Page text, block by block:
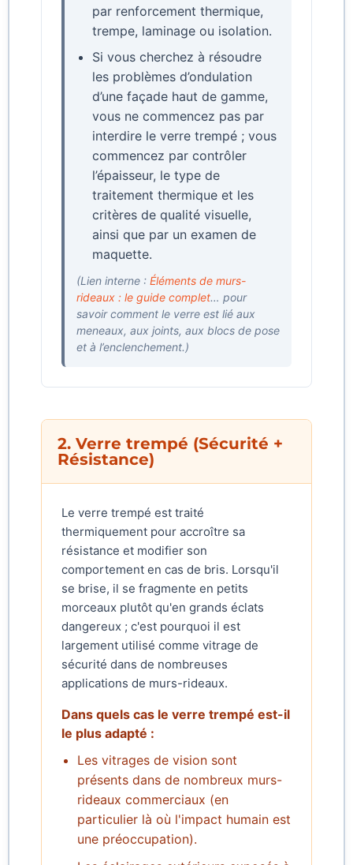
par renforcement thermique,
trempe, laminage ou isolation.
Si vous cherchez à résoudre
les problèmes d’ondulation
d’une façade haut de gamme,
vous ne commencez pas par
interdire le verre trempé ; vous
commencez par contrôler
l’épaisseur, le type de
traitement thermique et les
critères de qualité visuelle,
ainsi que par un examen de
maquette.
(Lien interne : Éléments de murs-
rideaux : le guide complet… pour
savoir comment le verre est lié aux
meneaux, aux joints, aux blocs de pose
et à l’enclenchement.)
2. Verre trempé (Sécurité +
Résistance)
Le verre trempé est traité
thermiquement pour accroître sa
résistance et modifier son
comportement en cas de bris. Lorsqu'il
se brise, il se fragmente en petits
morceaux plutôt qu'en grands éclats
dangereux ; c'est pourquoi il est
largement utilisé comme vitrage de
sécurité dans de nombreuses
applications de murs-rideaux.
Dans quels cas le verre trempé est-il
le plus adapté :
Les vitrages de vision sont
présents dans de nombreux murs-
rideaux commerciaux (en
particulier là où l'impact humain est
une préoccupation).